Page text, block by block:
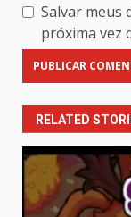
Salvar meus
próxima vez
RELATED